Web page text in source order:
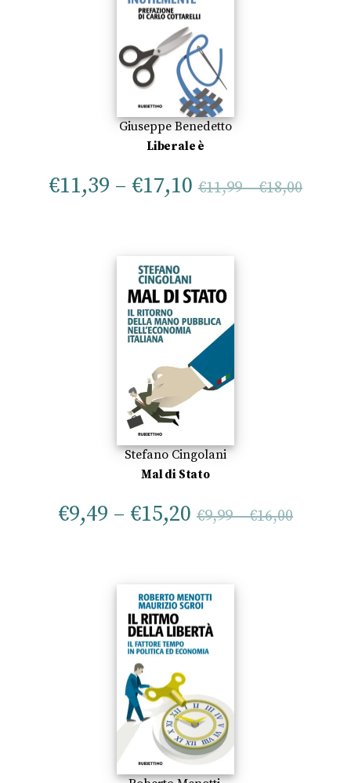
Giuseppe Benedetto
Liberale è
€11,39 – €17,10 €11,99–€18,00
Stefano Cingolani
Mal di Stato
€9,49 – €15,20 €9,99–€16,00